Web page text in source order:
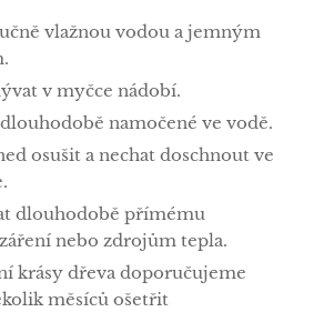
vlažnou vodou a jemným
v myčce nádobí.
namočené ve vodě.
osušit a nechat doschnout ve
dlouhodobě přímému
nebo zdrojům tepla.
krásy dřeva doporučujeme
měsíců ošetřit